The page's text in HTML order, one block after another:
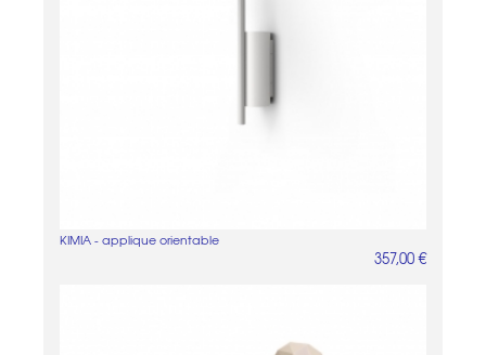
KIMIA - applique orientable
357,00 €